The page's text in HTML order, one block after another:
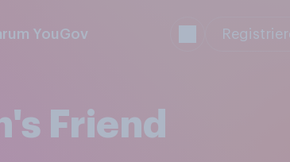
YouGov
Friend